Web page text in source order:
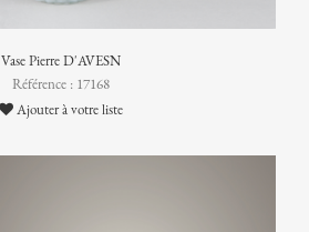
Vase Pierre D'AVESN
Référence : 17168
Ajouter à votre liste